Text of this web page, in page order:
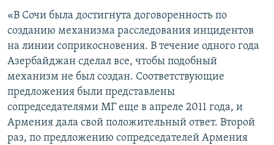
«В Сочи была достигнута договоренность по
созданию механизма расследования инцидентов
на линии соприкосновения. В течение одного года
Азербайджан сделал все, чтобы подобный
механизм не был создан. Соответствующие
предложения были представлены
сопредседателями МГ еще в апреле 2011 года, и
Армения дала свой положительный ответ. Второй
раз, по предложению сопредседателей Армения